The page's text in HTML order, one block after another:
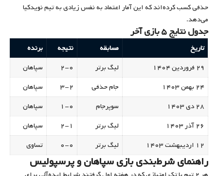
حذفی کسب کرده‌اند که این آمار اعتماد به نفس زیادی به تیم نویدکیا
می‌دهد.
جدول نتایج ۵ بازی آخر
تاریخ مسابقه نتیجه
برنده
۲۹ فروردین ۱۴۰۴
لیگ برتر ۲-۰
سپاهان
۲۴ بهمن ۱۴۰۳
جام حذفی ۳-۲
سپاهان
۲۸ دی ۱۴۰۳
سوپرجام ۱-۰
سپاهان
۲۶ آذر ۱۴۰۳
لیگ برتر ۲-۱
سپاهان
۱۲ اردیبهشت ۱۴۰۳
لیگ برتر ۰-۰ تساوی
راهنمای شرط‌بندی بازی سپاهان و پرسپولیس